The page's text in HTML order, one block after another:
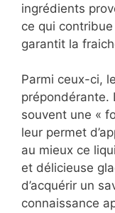
ingrédients
ce qui
garantit la
Parmi ceux-ci,
prépondérante.
souvent une «
leur permet
au mieux ce
et délicieuse
d’acquérir un
connaissance